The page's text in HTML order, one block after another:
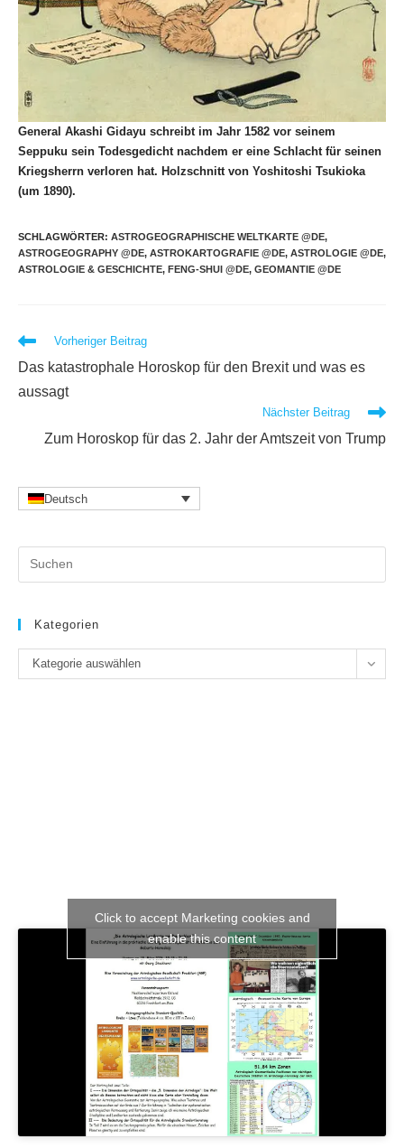
General Akashi Gidayu schreibt im Jahr 1582 vor seinem
Seppuku sein Todesgedicht nachdem er eine Schlacht für seinen
Kriegsherrn verloren hat. Holzschnitt von Yoshitoshi Tsukioka
(um 1890).
SCHLAGWÖRTER: ASTROGEOGRAPHISCHE WELTKARTE @DE,
ASTROGEOGRAPHY @DE, ASTROKARTOGRAFIE @DE, ASTROLOGIE @DE,
ASTROLOGIE & GESCHICHTE, FENG-SHUI @DE, GEOMANTIE @DE
Weitere
ansehen
Vorheriger Beitrag
Das katastrophale Horoskop für den Brexit und was es
aussagt
Nächster Beitrag
Zum Horoskop für das 2. Jahr der Amtszeit von Trump
Deutsch
Kategorien
Kategorien
Kategorie auswählen
Click to accept Marketing cookies and
enable this content